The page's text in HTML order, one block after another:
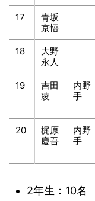
17
青坂
京悟
18
大野
永人
19
吉田
凌
内野
手
20
梶原
慶吾
内野
手
2年生：10名